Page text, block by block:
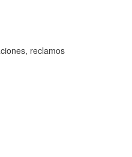
reclamos